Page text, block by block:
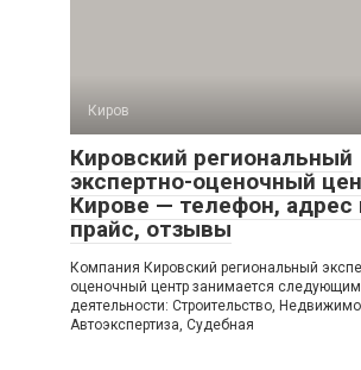
Киров
Кировский региональный
экспертно-оценочный
Кирове — телефон, адрес
прайс, отзывы
Компания Кировский региональный
оценочный центр занимается
деятельности: Строительство,
Автоэкспертиза, Судебная